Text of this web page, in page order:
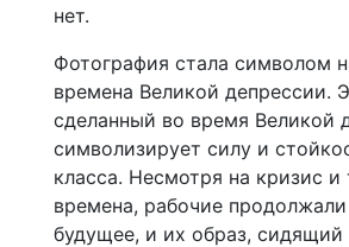
нет.
Фотография стала символом
времена Великой депрессии.
сделанный во время Великой
символизирует силу и
класса. Несмотря на кризис
времена, рабочие
будущее, и их образ, сидящий